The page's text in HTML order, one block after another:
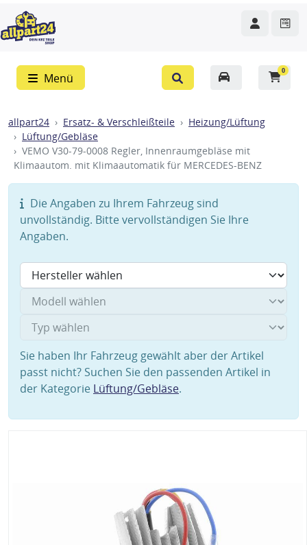
Menü
0
allpart24 Ersatz- & Verschleißteile
Heizung/Lüftung
Lüftung/Gebläse
VEMO V30-79-0008 Regler, Innenraumgebläse mit
Klimaautom. mit Klimaautomatik für MERCEDES-BENZ
Die Angaben zu Ihrem Fahrzeug sind
unvollständig. Bitte vervollständigen Sie Ihre
Angaben.
Sie haben Ihr Fahrzeug gewählt aber der Artikel
passt nicht? Suchen Sie den passenden Artikel in
der Kategorie Lüftung/Gebläse.